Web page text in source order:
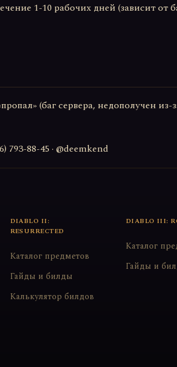
1-10 рабочих дней (зависит
(баг сервера,
793-88-45 · @deemkend
DIABLO II:
RESURRECTED
Каталог предметов
Гайды и билды
Калькулятор билдов
DIABLO III:
Каталог
Гайды и